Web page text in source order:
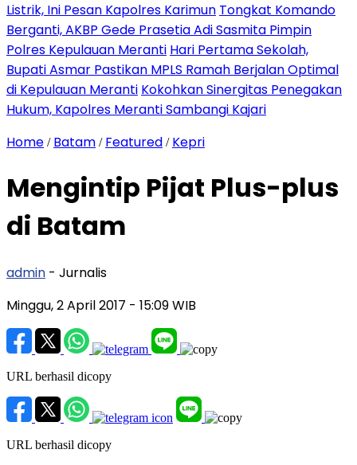
Listrik, Ini Pesan Kapolres Karimun Tongkat Komando
Berganti, AKBP Gede Prasetia Adi Sasmita Pimpin
Polres Kepulauan Meranti Hari Pertama Sekolah,
Bupati Asmar Pastikan MPLS Ramah Berjalan Optimal
di Kepulauan Meranti Kokohkan Sinergitas Penegakan
Hukum, Kapolres Meranti Sambangi Kajari
Home / Batam / Featured / Kepri
Mengintip Pijat Plus-plus
di Batam
admin - Jurnalis
Minggu, 2 April 2017 - 15:09 WIB
URL berhasil dicopy
URL berhasil dicopy